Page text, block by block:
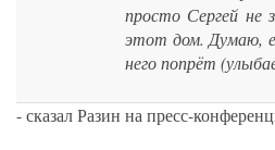
просто Сергей не
этот дом. Думаю,
него попрёт
- сказал Разин на пресс-